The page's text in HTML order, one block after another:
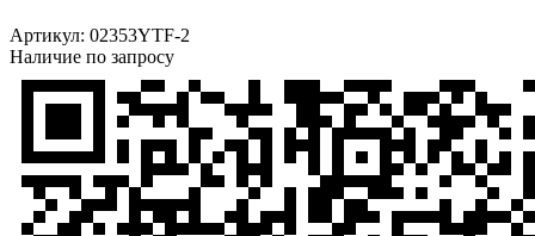
Артикул: 02353YTF-2
Наличие по запросу